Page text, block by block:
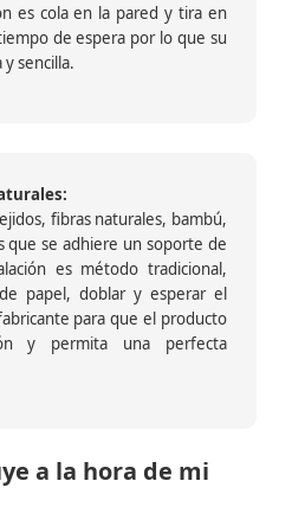
es cola en la pared y tira en
de espera por lo que su
y sencilla.
fibras naturales, bambú,
que se adhiere un soporte de
es método tradicional,
papel, doblar y esperar el
para que el producto
y permita una perfecta
a la hora de mi